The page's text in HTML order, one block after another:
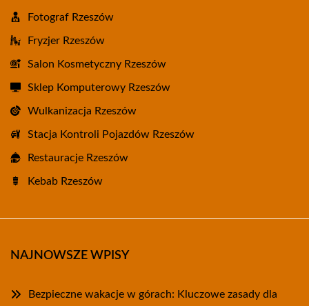
Fotograf Rzeszów
Fryzjer Rzeszów
Salon Kosmetyczny Rzeszów
Sklep Komputerowy Rzeszów
Wulkanizacja Rzeszów
Stacja Kontroli Pojazdów Rzeszów
Restauracje Rzeszów
Kebab Rzeszów
NAJNOWSZE WPISY
Bezpieczne wakacje w górach: Kluczowe zasady dla